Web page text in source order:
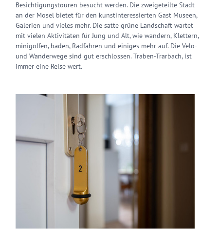
Besichtigungstouren besucht werden. Die zweigeteilte Stadt
an der Mosel bietet für den kunstinteressierten Gast Museen,
Galerien und vieles mehr. Die satte grüne Landschaft wartet
mit vielen Aktivitäten für Jung und Alt, wie wandern, Klettern,
minigolfen, baden, Radfahren und einiges mehr auf. Die Velo-
und Wanderwege sind gut erschlossen. Traben-Trarbach, ist
immer eine Reise wert.